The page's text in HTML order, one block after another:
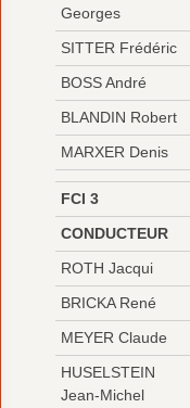
Georges
SITTER Frédéric
BOSS André
BLANDIN Robert
MARXER Denis
FCI 3
CONDUCTEUR
ROTH Jacqui
BRICKA René
MEYER Claude
HUSELSTEIN
Jean-Michel